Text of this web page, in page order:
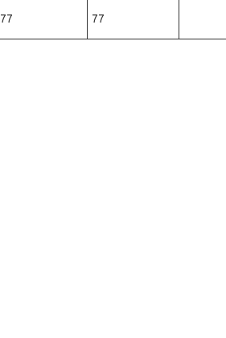
77 77